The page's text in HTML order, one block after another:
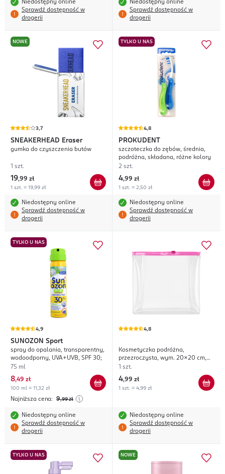
Niedostępny online
Sprawdź dostępność w
drogerii
Niedostępny online
Sprawdź dostępność w
drogerii
NOWE
3,7
SNEAKERHEAD Eraser
gumka do czyszczenia butów
1 szt.
19,99 zł
1 szt. = 19,99 zł
Niedostępny online
Sprawdź dostępność w
drogerii
TYLKO U NAS
4,8
PROKUDENT
szczoteczka do zębów, średnia,
podróżna, składana, różne kolory
2 szt.
4,99 zł
1 szt. = 2,50 zł
Niedostępny online
Sprawdź dostępność w
drogerii
TYLKO U NAS
4,9
SUNOZON Sport
spray do opalania, transparentny,
wodoodporny, UVA+UVB, SPF 30;
75 ml
8,49 zł
100 ml = 11,32 zł
Najniższa cena: 9,99 zł
Niedostępny online
Sprawdź dostępność w
drogerii
4,8
Kosmetyczka podróżna,
przezroczysta, wym. 20x20 cm,
różne kolory
1 szt.
4,99 zł
1 szt. = 4,99 zł
Niedostępny online
Sprawdź dostępność w
drogerii
TYLKO U NAS NOWE